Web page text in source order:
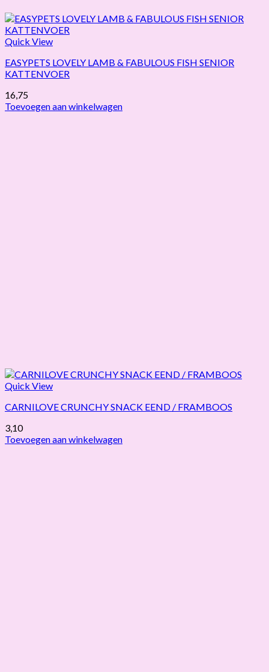
Quick View
EASYPETS LOVELY LAMB & FABULOUS FISH SENIOR
KATTENVOER
16,75
Toevoegen aan winkelwagen
Quick View
CARNILOVE CRUNCHY SNACK EEND / FRAMBOOS
3,10
Toevoegen aan winkelwagen